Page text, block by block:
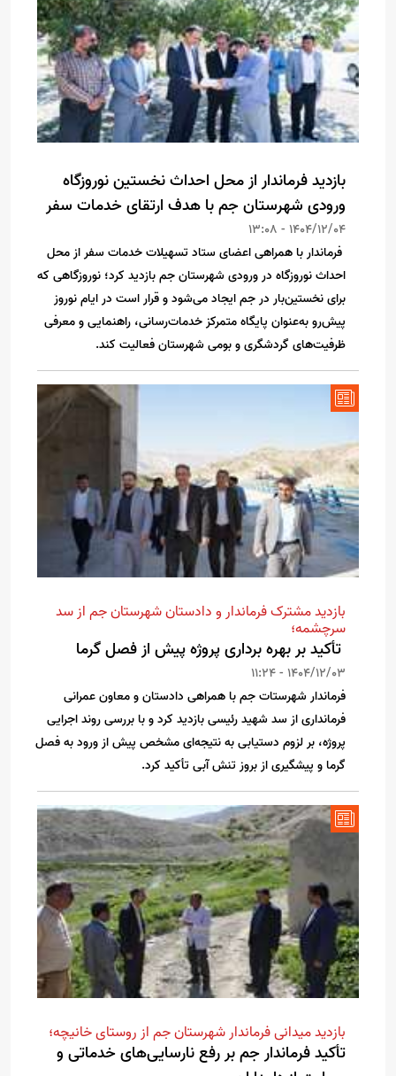
بازدید فرماندار از محل احداث نخستین نوروزگاه
ورودی شهرستان جم با هدف ارتقای خدمات سفر
1404/12/04 - 13:08
فرماندار با همراهی اعضای ستاد تسهیلات خدمات سفر از محل
احداث نوروزگاه در ورودی شهرستان جم بازدید کرد؛ نوروزگاهی که
برای نخستین‌بار در جم ایجاد می‌شود و قرار است در ایام نوروز
پیش‌رو به‌عنوان پایگاه متمرکز خدمات‌رسانی، راهنمایی و معرفی
ظرفیت‌های گردشگری و بومی شهرستان فعالیت کند.
بازدید مشترک فرماندار و دادستان شهرستان جم از سد
سرچشمه؛
تأکید بر بهره برداری پروژه پیش از فصل گرما
1404/12/03 - 11:24
فرماندار شهرستات جم با همراهی دادستان و معاون عمرانی
فرمانداری از سد شهید رئیسی بازدید کرد و با بررسی روند اجرایی
پروژه، بر لزوم دستیابی به نتیجه‌ای مشخص پیش از ورود به فصل
گرما و پیشگیری از بروز تنش آبی تأکید کرد.
بازدید میدانی فرماندار شهرستان جم از روستای خانیچه؛
تأکید فرماندار جم بر رفع نارسایی‌های خدماتی و